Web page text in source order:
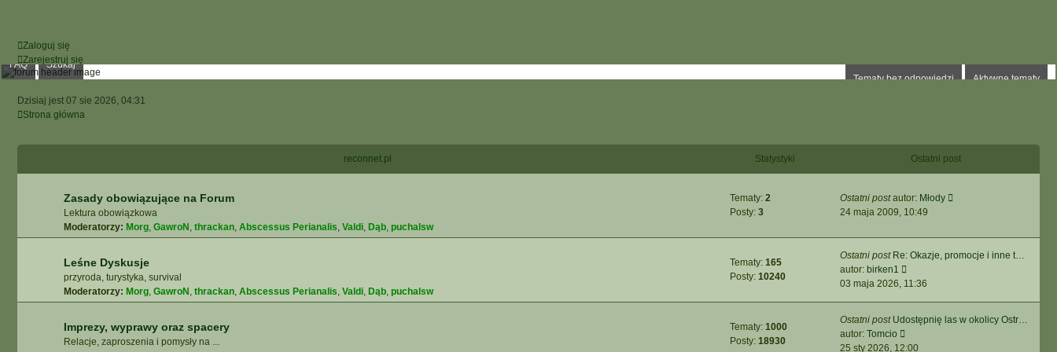
Zaloguj się
Zarejestruj się
Tematy bez odpowiedzi
Aktywne tematy
FAQ Szukaj
Dzisiaj jest 07 sie 2026, 04:31
Strona główna
reconnet.pl Statystyki Ostatni post
Zasady obowiązujące na Forum
Lektura obowiązkowa
Moderatorzy: Morg, GawroN, thrackan, Abscessus Perianalis, Valdi, Dąb, puchalsw
Tematy: 2
Posty: 3
Ostatni postautor: Młody
24 maja 2009, 10:49
Leśne Dyskusje
przyroda, turystyka, survival
Moderatorzy: Morg, GawroN, thrackan, Abscessus Perianalis, Valdi, Dąb, puchalsw
Tematy: 165
Posty: 10240
Ostatni post Re: Okazje, promocje i inne t…
autor: birken1
najnowszy
03 maja 2026, 11:36
Imprezy, wyprawy oraz spacery
Relacje, zaproszenia i pomysły na ...
Tematy: 1000
Posty: 18930
Ostatni post Udostępnię las w okolicy Ostr…
autor: Tomcio
najnowszy
25 sty 2026, 12:00